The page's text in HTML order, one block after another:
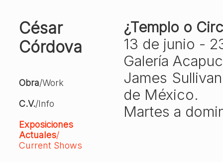
César
Córdova
Obra/Work
C.V./Info
Exposiciones
Actuales/
Current Shows
¿Templo o
13 de junio -
Galería
James
de México.
Martes a